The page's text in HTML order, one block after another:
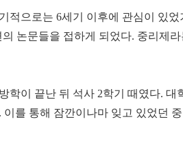
적으로는 6세기 이후에 관심이 있
논문들을 접하게 되었다. 중리제
학이 끝난 뒤 석사 2학기 때였다.
를 통해 잠깐이나마 잊고 있었던